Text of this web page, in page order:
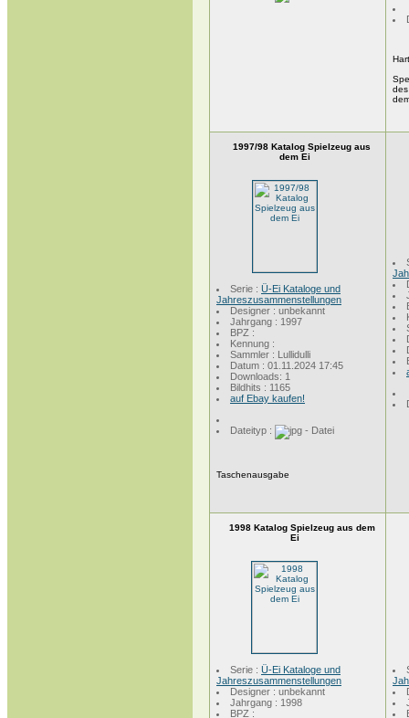
1997/98 Katalog Spielzeug aus
dem Ei
Serie : Ü-Ei Kataloge und
Jahreszusammenstellungen
Designer : unbekannt
Jahrgang : 1997
BPZ :
Kennung :
Sammler : Lullidulli
Datum : 01.11.2024 17:45
Downloads: 1
Bildhits : 1165
auf Ebay kaufen!
Dateityp :
Taschenausgabe
1998 Katalog Spielzeug aus dem
Ei
Serie : Ü-Ei Kataloge und
Jahreszusammenstellungen
Designer : unbekannt
Jahrgang : 1998
BPZ :